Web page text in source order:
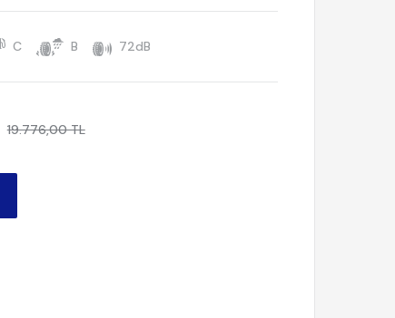
C B 72dB
19.776,00 TL